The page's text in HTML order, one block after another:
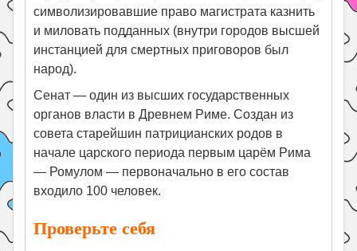
символизировавшие право магистрата казнить
и миловать подданных (внутри городов высшей
инстанцией для смертных приговоров был
народ).
Сенат — один из высших государственных
органов власти в Древнем Риме. Создан из
совета старейшин патрицианских родов в
начале царского периода первым царём Рима
— Ромулом — первоначально в его состав
входило 100 человек.
Проверьте себя